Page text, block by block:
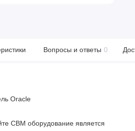
Вопросы и ответы 0
Oracle
CBM оборудование является